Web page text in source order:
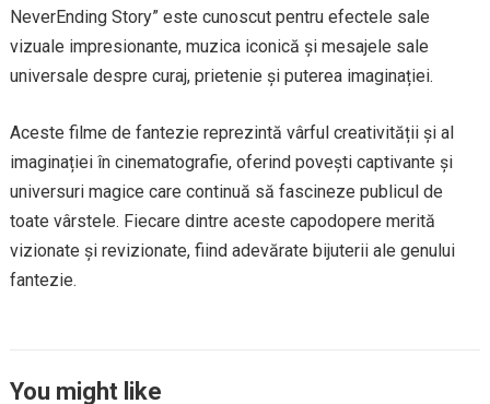
NeverEnding Story” este cunoscut pentru efectele sale
vizuale impresionante, muzica iconică și mesajele sale
universale despre curaj, prietenie și puterea imaginației.
Aceste filme de fantezie reprezintă vârful creativității și al
imaginației în cinematografie, oferind povești captivante și
universuri magice care continuă să fascineze publicul de
toate vârstele. Fiecare dintre aceste capodopere merită
vizionate și revizionate, fiind adevărate bijuterii ale genului
fantezie.
You might like